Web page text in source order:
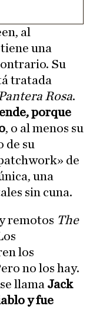
al
una
Su
tratada
Rosa.
porque
, o al menos su
de su
de
una
sin cuna.
remotos The
los
no los hay.
llama Jack
y fue